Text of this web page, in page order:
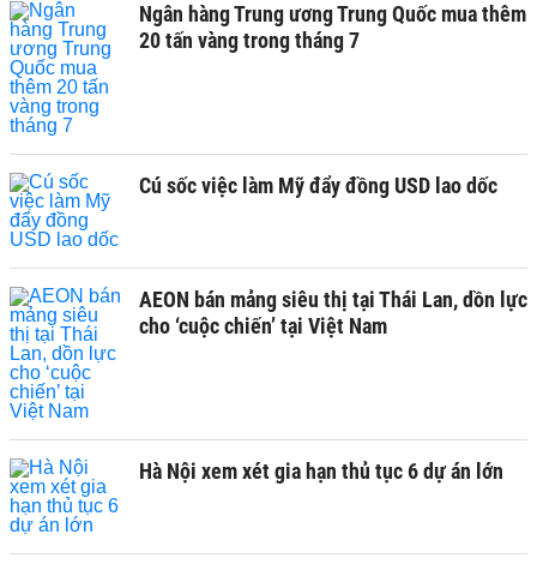
Ngân hàng Trung ương Trung Quốc mua thêm
20 tấn vàng trong tháng 7
Cú sốc việc làm Mỹ đẩy đồng USD lao dốc
AEON bán mảng siêu thị tại Thái Lan, dồn lực
cho ‘cuộc chiến’ tại Việt Nam
Hà Nội xem xét gia hạn thủ tục 6 dự án lớn